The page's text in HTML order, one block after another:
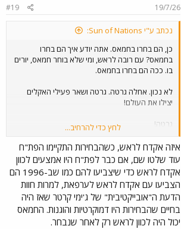
19/7/26
#19
נכתב ע"י Sun of Nations:
כן, הם בחרו בחמאס. אתה יודע איך הם בחרו
בחמאס? עם רובה לראש, ומי שלא בוחר חמאס, יורים
בו. ככה הם בחרו בחמאס.
לא נכון. אחלה גרטה. גרטה ושאר פעילי האקלים
יצילו את העולם!
גרטה!
צפה בקובץ המצורף 148901
לחץ כדי להרחיב...
איזה אקדח לראש, כשהבחירות התקיימו הפת"ח
עוד שלטו שם, אם כבר לפת"ח היו אמצעים לכוון
אקדח לראש כדי שיצביעו להם כמו שב-1996 הם
הצביעו עם אקדח לראש לערפאת, למרות חוות
הדעת ה"אובייקטיבית" של ג'ימי קרטר שאז היה
בחיים שהבחירות היו דמוקרטיות והוגנות. החמאס
יכול היה לכוון לראש רק לאחר שנבחר.